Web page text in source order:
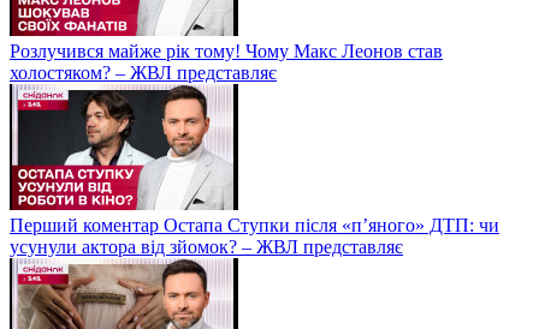
Розлучився майже рік тому! Чому Макс Леонов став
холостяком? – ЖВЛ представляє
Перший коментар Остапа Ступки після «п’яного» ДТП: чи
усунули актора від зйомок? – ЖВЛ представляє